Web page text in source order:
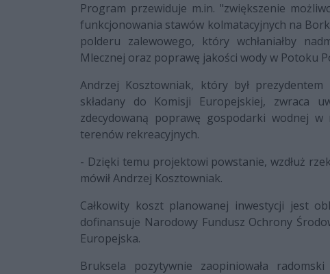
Program przewiduje m.in. "zwiększenie
funkcjonowania stawów kolmatacyjnych na
polderu zalewowego, który wchłaniałby
Mlecznej oraz poprawę jakości wody w Potoku
Andrzej Kosztowniak, który był
składany do Komisji Europejskiej, zwraca
zdecydowaną poprawę gospodarki wodnej
terenów rekreacyjnych.
- Dzięki temu projektowi powstanie, wzdłuż
mówił Andrzej Kosztowniak.
Całkowity koszt planowanej inwestycji jest
dofinansuje Narodowy Fundusz Ochrony
Europejska.
Bruksela pozytywnie zaopiniowała